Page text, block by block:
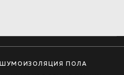
ШУМОИЗОЛЯЦИЯ ПОЛА